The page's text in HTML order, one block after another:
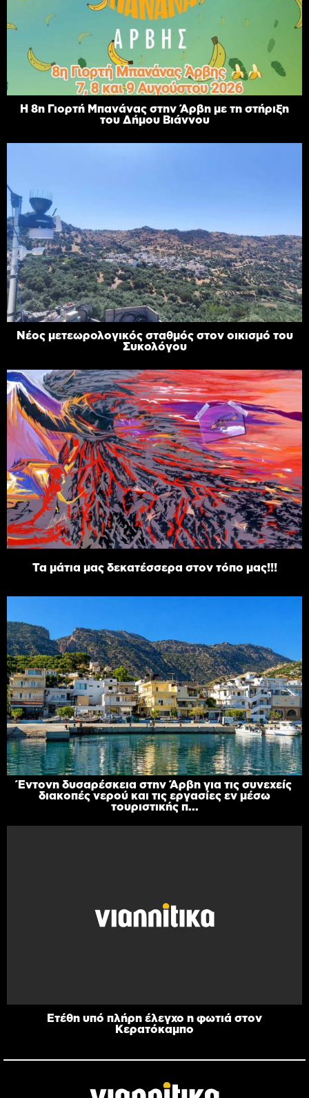
Η 8η Γιορτή Μπανάνας στην Άρβη με τη στήριξη
του Δήμου Βιάννου
Νέος μετεωρολογικός σταθμός στον οικισμό του
Συκολόγου
Τα μάτια μας δεκατέσσερα στον τόπο μας!!!
Έντονη δυσαρέσκεια στην Άρβη για τις συνεχείς
διακοπές νερού και τις εργασίες εν μέσω
τουριστικής π...
Ετέθη υπό πλήρη έλεγχο η φωτιά στον
Κερατόκαμπο